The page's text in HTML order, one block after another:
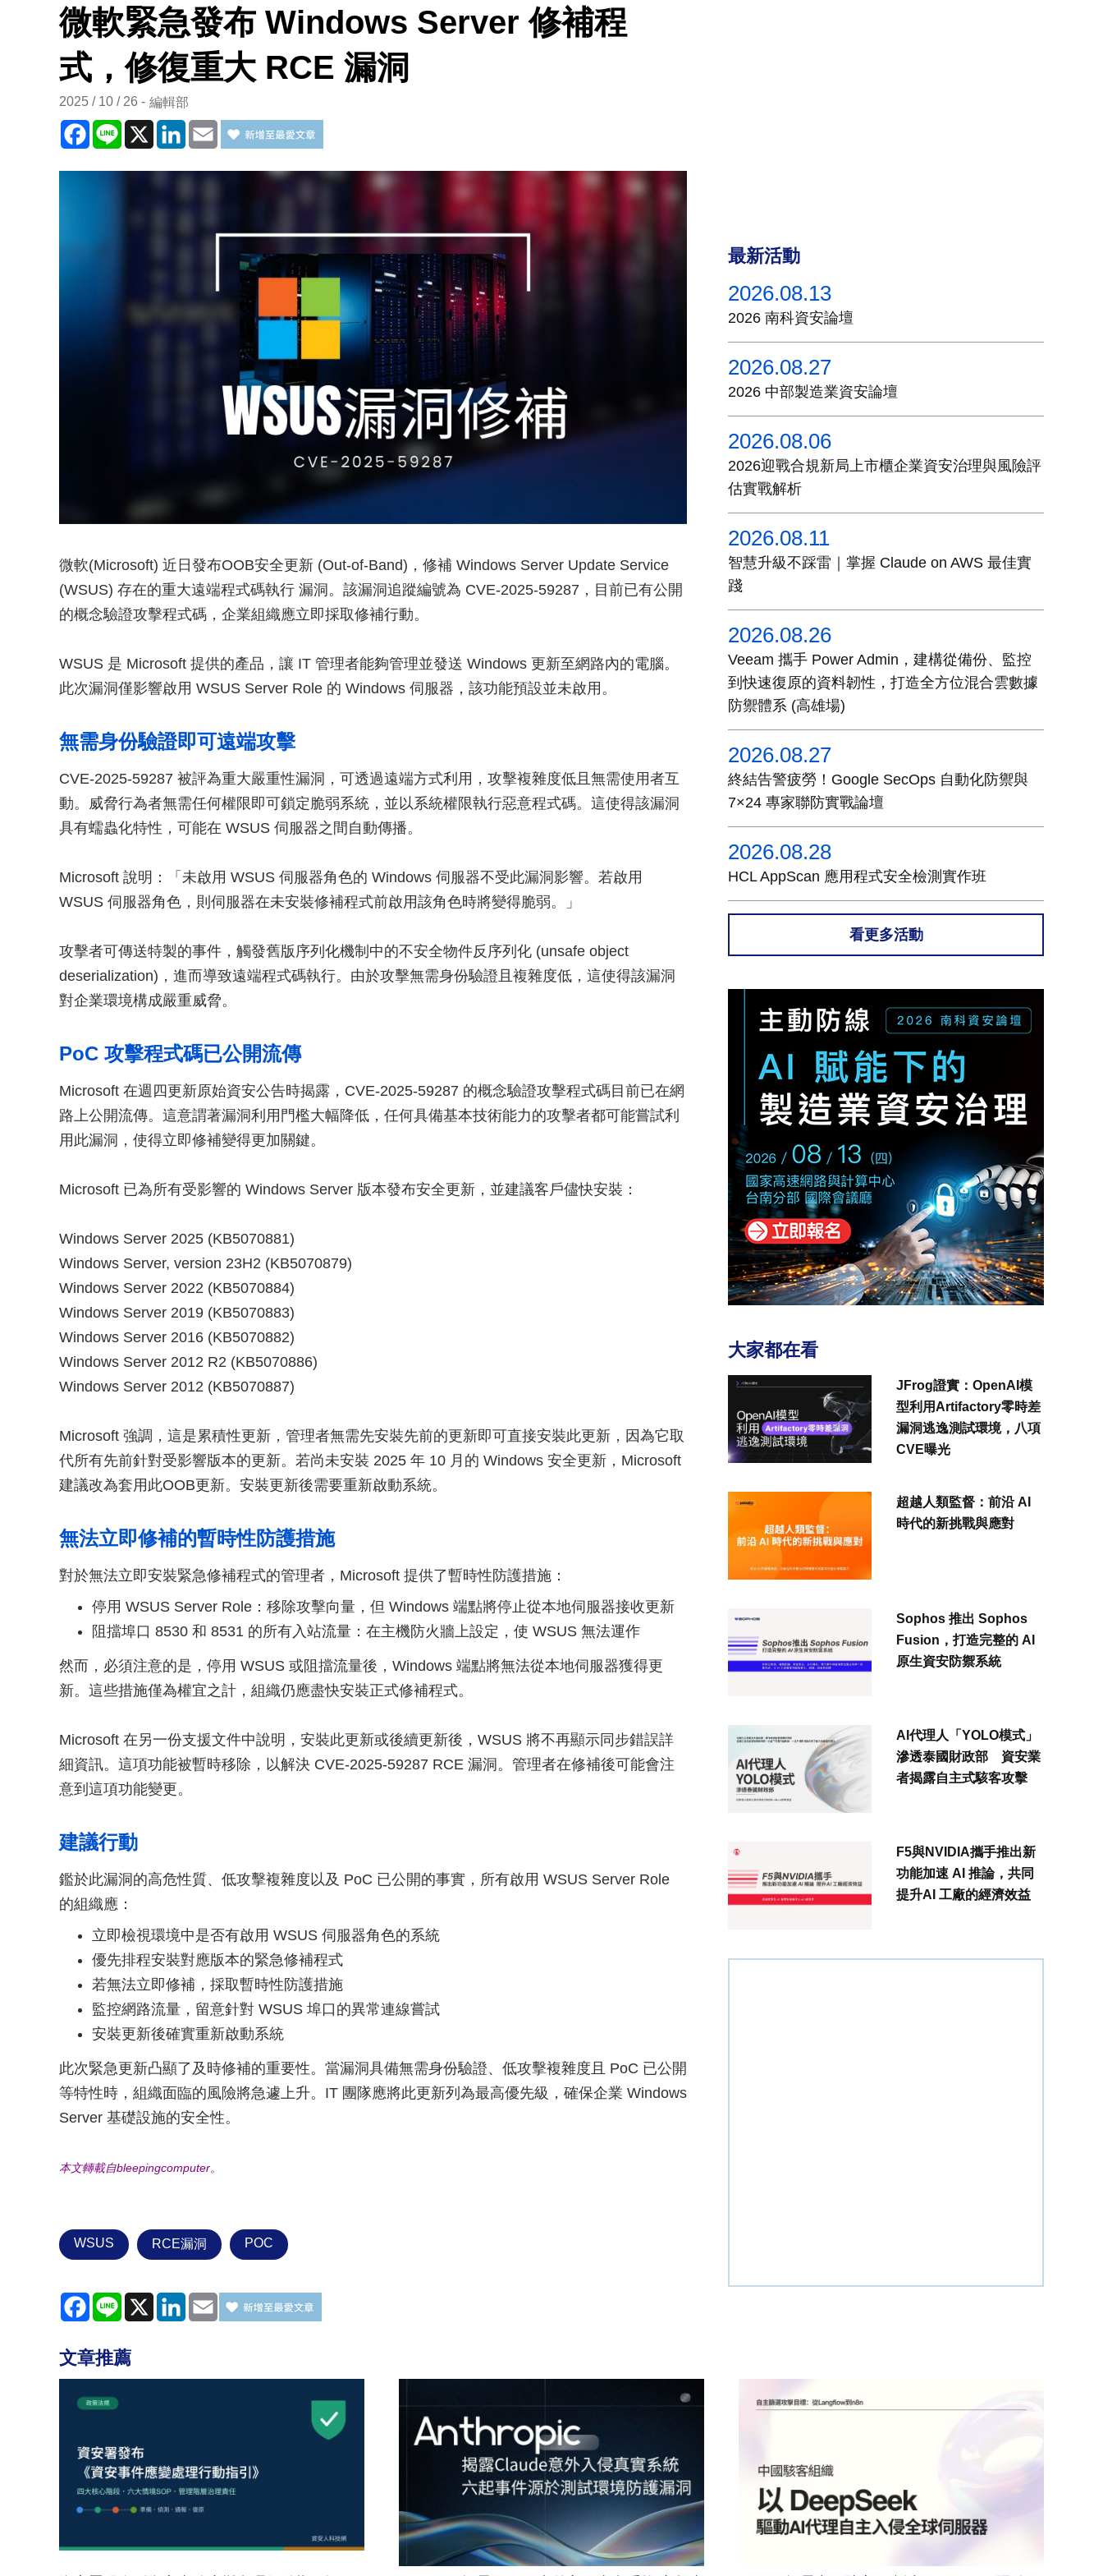
微軟緊急發布 Windows Server 修補程
式，修復重大 RCE 漏洞
2025 / 10 / 26 編輯部
Facebook
Line X LinkedInEmail
微軟(Microsoft) 近日發布OOB安全更新 (Out-of-Band)，修補 Windows Server Update Service
(WSUS) 存在的重大遠端程式碼執行 漏洞。該漏洞追蹤編號為 CVE-2025-59287，目前已有公開
的概念驗證攻擊程式碼，企業組織應立即採取修補行動。
WSUS 是 Microsoft 提供的產品，讓 IT 管理者能夠管理並發送 Windows 更新至網路內的電腦。
此次漏洞僅影響啟用 WSUS Server Role 的 Windows 伺服器，該功能預設並未啟用。
無需身份驗證即可遠端攻擊
CVE-2025-59287 被評為重大嚴重性漏洞，可透過遠端方式利用，攻擊複雜度低且無需使用者互
動。威脅行為者無需任何權限即可鎖定脆弱系統，並以系統權限執行惡意程式碼。這使得該漏洞
具有蠕蟲化特性，可能在 WSUS 伺服器之間自動傳播。
Microsoft 說明：「未啟用 WSUS 伺服器角色的 Windows 伺服器不受此漏洞影響。若啟用
WSUS 伺服器角色，則伺服器在未安裝修補程式前啟用該角色時將變得脆弱。」
攻擊者可傳送特製的事件，觸發舊版序列化機制中的不安全物件反序列化 (unsafe object
deserialization)，進而導致遠端程式碼執行。由於攻擊無需身份驗證且複雜度低，這使得該漏洞
對企業環境構成嚴重威脅。
PoC 攻擊程式碼已公開流傳
Microsoft 在週四更新原始資安公告時揭露，CVE-2025-59287 的概念驗證攻擊程式碼目前已在網
路上公開流傳。這意謂著漏洞利用門檻大幅降低，任何具備基本技術能力的攻擊者都可能嘗試利
用此漏洞，使得立即修補變得更加關鍵。
Microsoft 已為所有受影響的 Windows Server 版本發布安全更新，並建議客戶儘快安裝：
Windows Server 2025 (KB5070881)
Windows Server, version 23H2 (KB5070879)
Windows Server 2022 (KB5070884)
Windows Server 2019 (KB5070883)
Windows Server 2016 (KB5070882)
Windows Server 2012 R2 (KB5070886)
Windows Server 2012 (KB5070887)
Microsoft 強調，這是累積性更新，管理者無需先安裝先前的更新即可直接安裝此更新，因為它取
代所有先前針對受影響版本的更新。若尚未安裝 2025 年 10 月的 Windows 安全更新，Microsoft
建議改為套用此OOB更新。安裝更新後需要重新啟動系統。
無法立即修補的暫時性防護措施
對於無法立即安裝緊急修補程式的管理者，Microsoft 提供了暫時性防護措施：
停用 WSUS Server Role：移除攻擊向量，但 Windows 端點將停止從本地伺服器接收更新
阻擋埠口 8530 和 8531 的所有入站流量：在主機防火牆上設定，使 WSUS 無法運作
然而，必須注意的是，停用 WSUS 或阻擋流量後，Windows 端點將無法從本地伺服器獲得更
新。這些措施僅為權宜之計，組織仍應盡快安裝正式修補程式。
Microsoft 在另一份支援文件中說明，安裝此更新或後續更新後，WSUS 將不再顯示同步錯誤詳
細資訊。這項功能被暫時移除，以解決 CVE-2025-59287 RCE 漏洞。管理者在修補後可能會注
意到這項功能變更。
建議行動
鑑於此漏洞的高危性質、低攻擊複雜度以及 PoC 已公開的事實，所有啟用 WSUS Server Role
的組織應：
立即檢視環境中是否有啟用 WSUS 伺服器角色的系統
優先排程安裝對應版本的緊急修補程式
若無法立即修補，採取暫時性防護措施
監控網路流量，留意針對 WSUS 埠口的異常連線嘗試
安裝更新後確實重新啟動系統
此次緊急更新凸顯了及時修補的重要性。當漏洞具備無需身份驗證、低攻擊複雜度且 PoC 已公開
等特性時，組織面臨的風險將急遽上升。IT 團隊應將此更新列為最高優先級，確保企業 Windows
Server 基礎設施的安全性。
本文轉載自bleepingcomputer。
WSUS RCE漏洞 POC
Facebook
Line X LinkedInEmail
最新活動
2026.08.13
2026 南科資安論壇
2026.08.27
2026 中部製造業資安論壇
2026.08.06
2026迎戰合規新局上市櫃企業資安治理與風險評
估實戰解析
2026.08.11
智慧升級不踩雷｜掌握 Claude on AWS 最佳實
踐
2026.08.26
Veeam 攜手 Power Admin，建構從備份、監控
到快速復原的資料韌性，打造全方位混合雲數據
防禦體系 (高雄場)
2026.08.27
終結告警疲勞！Google SecOps 自動化防禦與
7×24 專家聯防實戰論壇
2026.08.28
HCL AppScan 應用程式安全檢測實作班
看更多活動
大家都在看
JFrog證實：OpenAI模
型利用Artifactory零時差
漏洞逃逸測試環境，八項
CVE曝光
超越人類監督：前沿 AI
時代的新挑戰與應對
Sophos 推出 Sophos
Fusion，打造完整的 AI
原生資安防禦系統
AI代理人「YOLO模式」
滲透泰國財政部 資安業
者揭露自主式駭客攻擊
F5與NVIDIA攜手推出新
功能加速 AI 推論，共同
提升AI 工廠的經濟效益
文章推薦